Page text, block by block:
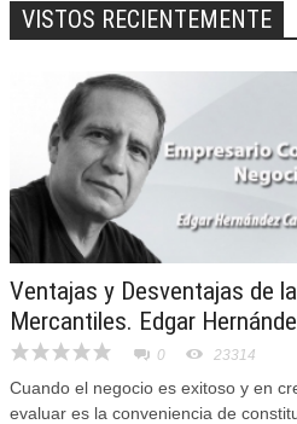
VISTOS RECIENTEMENTE
Ventajas y Desventajas de
Mercantiles. Edgar
0 23314
Cuando el negocio es exitoso y en
evaluar es la conveniencia de